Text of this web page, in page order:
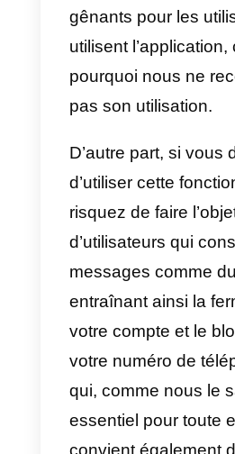
message.
Est-il
campagnes
en massifs
WhatsApp?
Chez Callbell,
l’utilisation de
messagerie en
WhatsApp, car
une
plateforme de